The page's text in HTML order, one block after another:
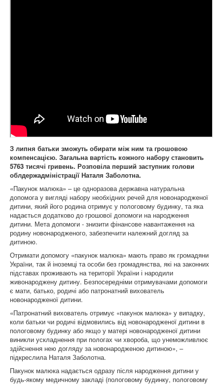
З липня батьки зможуть обирати між ним та грошовою
компенсацією. Загальна вартість кожного набору становить
5763 тисячі гривень. Розповіла перший заступник голови
облдержадміністрації Наталя Заболотна.
«Пакунок малюка» – це одноразова державна натуральна
допомога у вигляді набору необхідних речей для новонародженої
дитини, який його родина отримує у пологовому будинку, та яка
надається додатково до грошової допомоги на народження
дитини. Мета допомоги - знизити фінансове навантаження на
родину новонародженого, забезпечити належний догляд за
дитиною.
Отримати допомогу «пакунок малюка» мають право як громадяни
України, так й іноземці та особи без громадянства, які на законних
підставах проживають на території України і народили
живонароджену дитину. Безпосередніми отримувачами допомоги
є мати, батько, родичі або патронатний вихователь
новонародженої дитини.
«Патронатний вихователь отримує «пакунок малюка» у випадку,
коли батьки чи родичі відмовились від новонародженої дитини в
пологовому будинку або якщо у матері новонародженої дитини
виникли ускладнення при пологах чи хвороба, що унеможливлює
здійснення нею догляду за новонародженою дитиною», –
підкреслила Наталя Заболотна.
Пакунок малюка надається одразу після народження дитини у
будь-якому медичному закладі (пологовому будинку, пологовому